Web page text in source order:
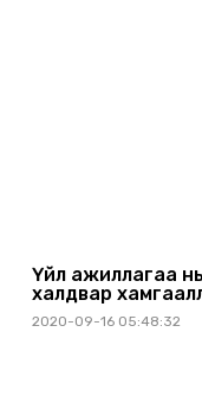
Үйл ажиллагаа
халдвар
2020-09-16 05:48:32